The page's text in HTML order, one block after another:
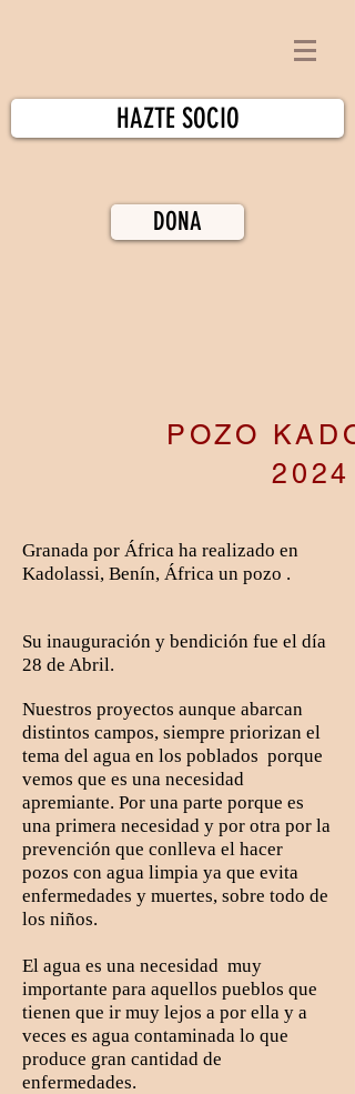
HAZTE SOCIO
DONA
POZO
2024
Granada por África ha realizado en
Kadolassi, Benín, África un pozo .
Su inauguración y bendición fue el día
28 de Abril.
Nuestros proyectos aunque abarcan
distintos campos, siempre priorizan el
tema del agua en los poblados porque
vemos que es una necesidad
apremiante. Por una parte porque es
una primera necesidad y por otra por la
prevención que conlleva el hacer
pozos con agua limpia ya que evita
enfermedades y muertes, sobre todo de
los niños.
El agua es una necesidad muy
importante para aquellos pueblos que
tienen que ir muy lejos a por ella y a
veces es agua contaminada lo que
produce gran cantidad de
enfermedades.